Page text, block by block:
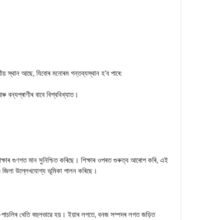
স্থান আছে, যিবোৰ মনোৰম গন্তব্যস্থান হ’ব পাৰে:
বন্যপ্ৰাণীৰ বাবে বিশ্ববিখ্যাত।
গুণগত মান সুনিশ্চিত কৰিছে। শিক্ষাৰ ওপৰত গুৰুত্ব আৰোপ কৰি, এই
উল্লেখযোগ্য ভূমিকা পালন কৰিছে।
খেতি বহুলভাৱে হয়। ইয়াৰ লগতে, বনজ সম্পদৰ লগত জড়িত